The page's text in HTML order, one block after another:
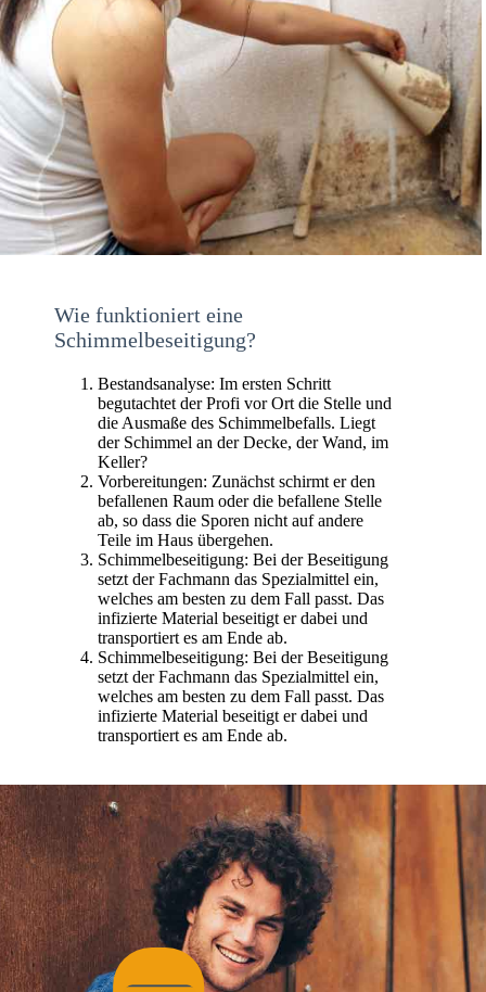
Wie funktioniert eine
Schimmelbeseitigung?
Bestandsanalyse: Im ersten Schritt
begutachtet der Profi vor Ort die Stelle und
die Ausmaße des Schimmelbefalls. Liegt
der Schimmel an der Decke, der Wand, im
Keller?
Vorbereitungen: Zunächst schirmt er den
befallenen Raum oder die befallene Stelle
ab, so dass die Sporen nicht auf andere
Teile im Haus übergehen.
Schimmelbeseitigung: Bei der Beseitigung
setzt der Fachmann das Spezialmittel ein,
welches am besten zu dem Fall passt. Das
infizierte Material beseitigt er dabei und
transportiert es am Ende ab.
Schimmelbeseitigung: Bei der Beseitigung
setzt der Fachmann das Spezialmittel ein,
welches am besten zu dem Fall passt. Das
infizierte Material beseitigt er dabei und
transportiert es am Ende ab.